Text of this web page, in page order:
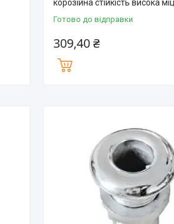
корозійна стійкість висока
Готово до відправки
309,40 ₴